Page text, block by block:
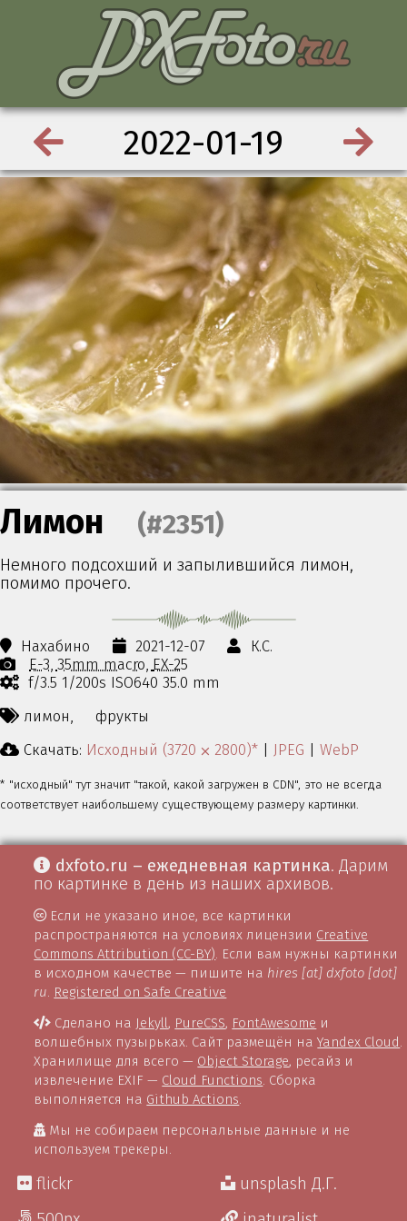
2022-01-19
Лимон (#2351)
Немного подсохший и запылившийся лимон,
помимо прочего.
Нахабино 2021-12-07
К.С.
E-3 35mm macro EX-25
f/3.5 1/200s ISO640 35.0 mm
лимон,
фрукты
Скачать: Исходный (3720 ⨉ 2800)* | JPEG | WebP
* "исходный" тут значит "такой, какой загружен в CDN", это не всегда
соответствует наибольшему существующему размеру картинки.
dxfoto.ru – ежедневная картинка. Дарим
по картинке в день из наших архивов.
Если не указано иное, все картинки
распространяются на условиях лицензии Creative
Commons Attribution (CC-BY) . Если вам нужны картинки
в исходном качестве — пишите на hires [at] dxfoto [dot]
ru Registered on Safe Creative
Сделано на Jekyll, PureCSS, FontAwesome и
волшебных пузырьках. Сайт размещён наYandex Cloud
Хранилище для всего — Object Storage, ресайз и
извлечение EXIF — Cloud Functions . Сборка
выполняется на Github Actions
Мы не собираем персональные данные и не
используем трекеры.
flickr
unsplash Д.Г.